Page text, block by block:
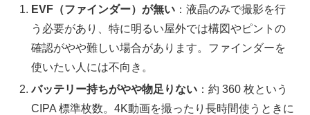
EVF（ファインダー）が無い ：液晶のみで撮影を行
う必要があり、特に明るい屋外では構図やピントの
確認がやや難しい場合があります。ファインダーを
使いたい人には不向き。
バッテリー持ちがやや物足りない ：約 360 枚という
CIPA 標準枚数。4K動画を撮ったり長時間使うときに